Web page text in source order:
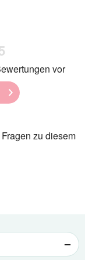
vor
zu diesem